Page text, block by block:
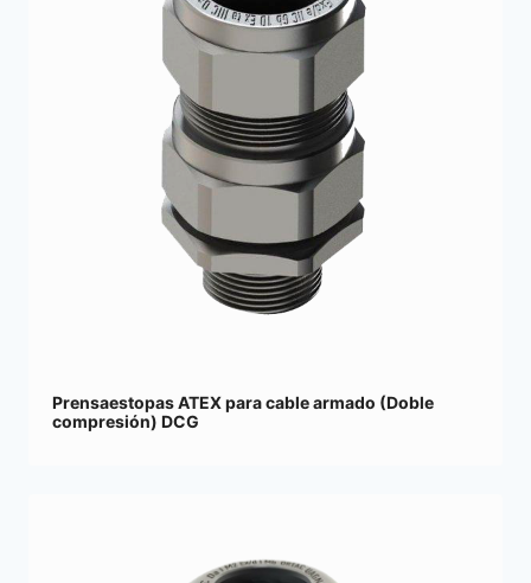
Prensaestopas ATEX para cable armado (Doble
compresión) DCG